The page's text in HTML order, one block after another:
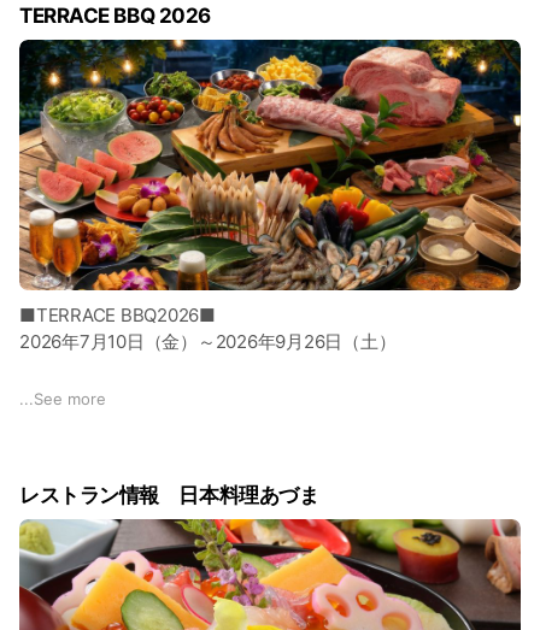
A2%E6%88%90%E7%94%B0
TERRACE BBQ 2026
■TERRACE BBQ2026■
2026年7月10日（金）～2026年9月26日（土）
庭園で味わう、厳選黒毛和牛の食べ放題
大人 ￥5,800～
...See more
レストラン情報 日本料理あづま